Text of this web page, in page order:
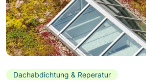
Dachabdichtung & Reperatur